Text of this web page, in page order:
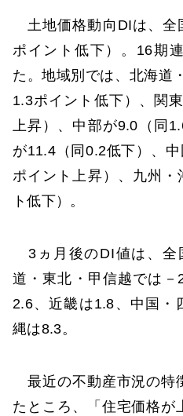
土地価格動向DIは、全
ポイント低下）。16期
た。地域別では、北海道
1.3ポイント低下）、関
上昇）、中部が9.0（同
が11.4（同0.2低下）、
ポイント上昇）、九州
ト低下）。
3ヵ月後のDI値は、全
道・東北・甲信越では
2.6、近畿は1.8、中国・
縄は8.3。
最近の不動産市況の特
たところ、「住宅価格が